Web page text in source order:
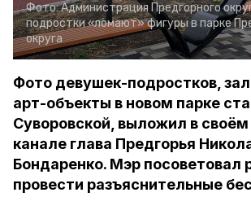
Фото:Администрация Предгорного
подростки «ломают» фигуры в парке
округа
Фото девушек-подростков,
арт-объекты в новом парке
Суворовской, выложил в
канале глава Предгорья
Бондаренко. Мэр посоветовал
провести разъяснительные